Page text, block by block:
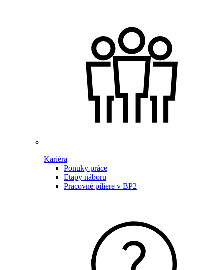
Kariéra
Ponuky práce
Etapy náboru
Pracovné piliere v BP2